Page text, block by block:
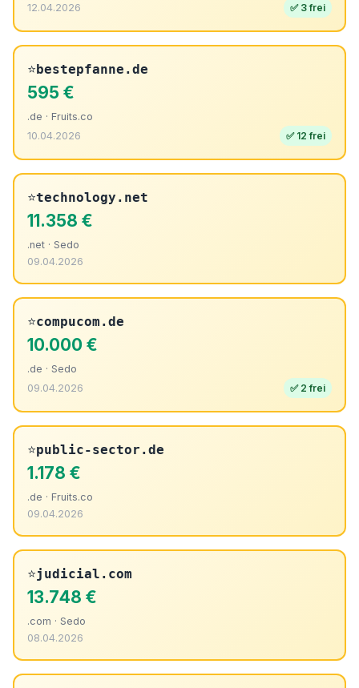
12.04.2026
✅ 3 frei
⭐bestepfanne.de
595 €
.de · Fruits.co
10.04.2026
✅ 12 frei
⭐technology.net
11.358 €
.net · Sedo
09.04.2026
⭐compucom.de
10.000 €
.de · Sedo
09.04.2026
✅ 2 frei
⭐public-sector.de
1.178 €
.de · Fruits.co
09.04.2026
⭐judicial.com
13.748 €
.com · Sedo
08.04.2026